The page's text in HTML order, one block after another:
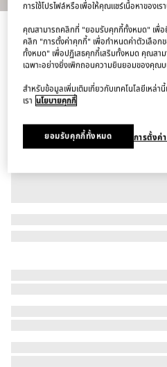
กางเกงว่ายน้ำขาสั้น Printed
฿27,400
ตัวแปรหลากสี
การใช้โปรไฟล์หรือเพื่อให้คุณแชร์เนื้อหาของ
คุณสามารถคลิกที่ "ยอมรับคุกกี้ทั้งหมด" เพื่อ
คลิก "การตั้งค่าคุกกี้" เพื่อกำหนดค่าตัวเลือ
ทั้งหมด" เพื่อปฏิเสธคุกกี้เสริมทั้งหมด คุณสา
เฉพาะอย่างยิ่งเพิกถอนความยินยอมของคุณบน
สำหรับข้อมูลเพิ่มเติมเกี่ยวกับเทคโนโลยีเหล่า
เรา นโยบายคุกกี้
การตั้งค่
ยอมรับคุกกี้ทั้งหมด